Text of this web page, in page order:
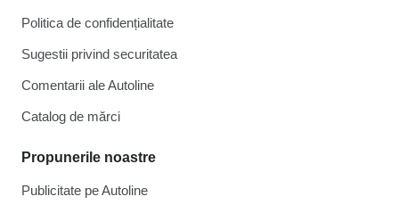
Politica de confidențialitate
Sugestii privind securitatea
Comentarii ale Autoline
Catalog de mărcі
Propunerile noastre
Publicitate pe Autoline